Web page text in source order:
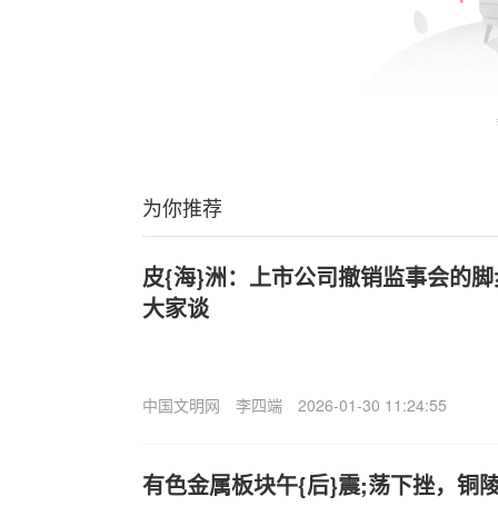
为你推荐
皮{海}洲：上市公司撤销监事会的
大家谈
中国文明网 李四端 2026-01-30 11:24:55
有色金属板块午{后}震;荡下挫，铜